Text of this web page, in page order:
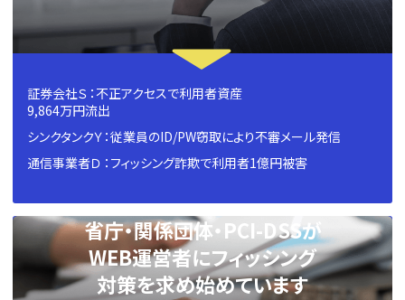
証券会社Ｓ ：不正アクセスで利用者資産
9,864万円流出
シンクタンクＹ：従業員のID/PW窃取により不審メール発信
通信事業者Ｄ ：フィッシング詐欺で利用者1億円被害
省庁・関係団体・PCI-DSSが
WEB運営者にフィッシング
対策を求め始めています